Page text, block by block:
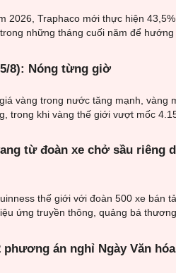
2026, Traphaco mới thực hiện
những tháng cuối năm để
8): Nóng từng giờ
vàng trong nước tăng mạnh, vàng
trong khi vàng thế giới vượt mốc
từ đoàn xe chở sầu riêng
thế giới với đoàn 500 xe bán
ứng truyền thông, quảng bá
án nghỉ Ngày Văn